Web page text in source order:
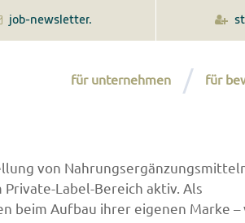
job-newsletter.
für unternehmen für
von
Label-Bereich aktiv. Als
beim Aufbau ihrer eigenen Marke –